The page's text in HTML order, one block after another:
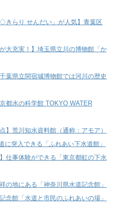
きらり せんだい」が人気】青葉区
大充実！】埼玉県立川の博物館「か
葉県立関宿城博物館では河川の歴史
都水の科学館 TOKYO WATER
】荒川知水資料館（通称：アモア）
に突入できる「ふれあい下水道館」
仕事体験ができる「東京都虹の下水
の地にある「神奈川県水道記念館」
念館「水道と市民のふれあいの場」